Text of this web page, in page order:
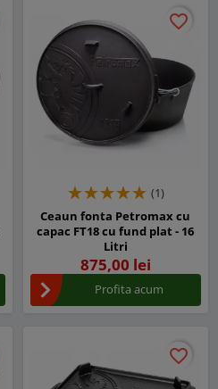
favorite_border
favorite_border
(1)
Ceaun fonta Petromax cu
capac FT18 cu fund plat - 16
Litri
875,00 lei
Profita acum
favorite_border
favorite_border